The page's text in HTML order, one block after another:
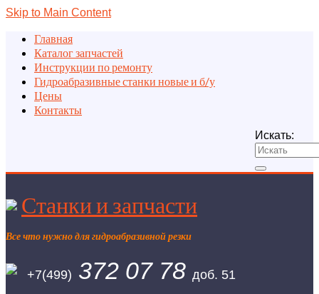
Skip to Main Content
Главная
Каталог запчастей
Инструкции по ремонту
Гидроабразивные станки новые и б/у
Цены
Контакты
Искать:
Станки и запчасти
Все что нужно для гидроабразивной резки
+7(499) 372 07 78 доб. 51